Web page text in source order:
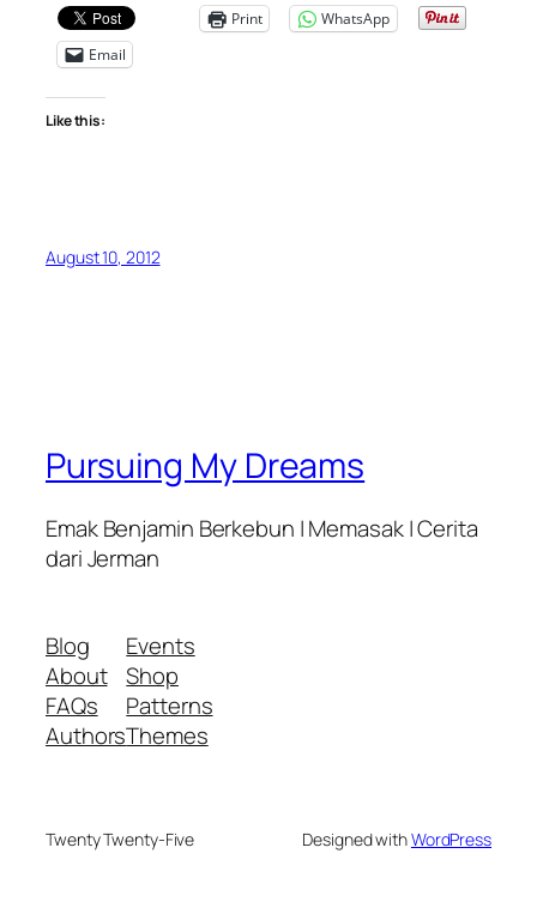
Print
WhatsApp
Email
Like this:
August 10, 2012
Pursuing My Dreams
Emak Benjamin Berkebun | Memasak | Cerita
dari Jerman
Blog
About
FAQs
Authors
Events
Shop
Patterns
Themes
Twenty Twenty-Five Designed withWordPress